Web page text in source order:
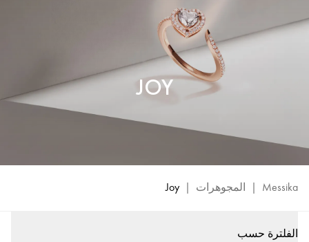
JOY
Messika
| المجوهرات |
Joy
الفلترة حسب